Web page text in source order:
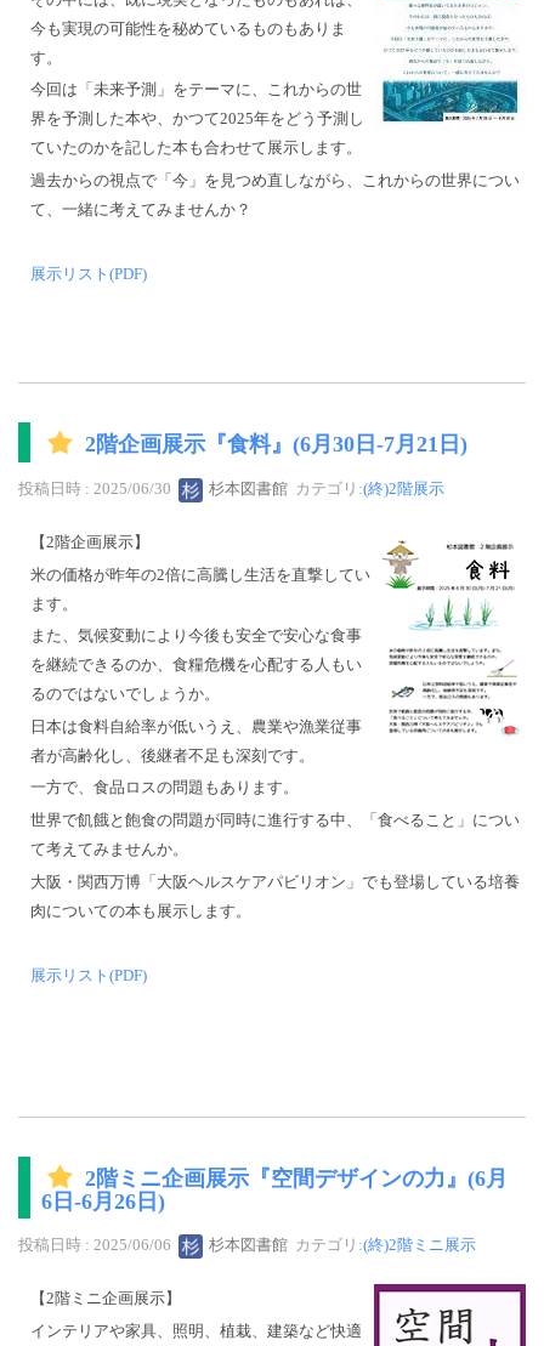
今も実現の可能性を秘めているものもありま
す。
今回は「未来予測」をテーマに、これからの世
界を予測した本や、かつて2025年をどう予測し
ていたのかを記した本も合わせて展示します。
過去からの視点で「今」を見つめ直しながら、これからの世界につい
て、一緒に考えてみませんか？
展示リスト(PDF)
2階企画展示『食料』(6月30日-7月21日)
投稿日時 : 2025/06/30 杉本図書館 カテゴリ:(終)2階展示
【2階企画展示】
米の価格が昨年の2倍に高騰し生活を直撃してい
ます。
また、気候変動により今後も安全で安心な食事
を継続できるのか、食糧危機を心配する人もい
るのではないでしょうか。
日本は食料自給率が低いうえ、農業や漁業従事
者が高齢化し、後継者不足も深刻です。
一方で、食品ロスの問題もあります。
世界で飢餓と飽食の問題が同時に進行する中、「食べること」につい
て考えてみませんか。
大阪・関西万博「大阪ヘルスケアパビリオン」でも登場している培養
肉についての本も展示します。
展示リスト(PDF)
2階ミニ企画展示『空間デザインの力』(6月
6日-6月26日)
投稿日時 : 2025/06/06 杉本図書館 カテゴリ:(終)2階ミニ展示
【2階ミニ企画展示】
インテリアや家具、照明、植栽、建築など快適